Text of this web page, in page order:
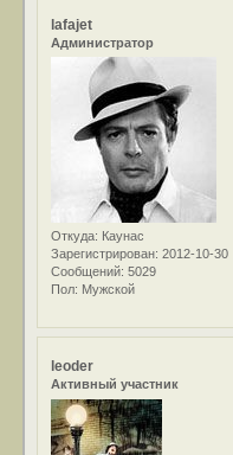
lafajet
Администратор
Откуда: Каунас
Зарегистрирован: 2012-10-30
Сообщений: 5029
Пол: Мужской
leoder
Активный участник